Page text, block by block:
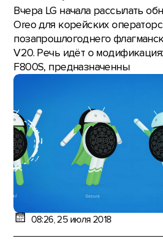
Вчера LG начала рассылать
Oreo для корейских
позапрошлогоднего
V20. Речь идёт о
F800S, предназначенны
08:26, 25 июля 2018